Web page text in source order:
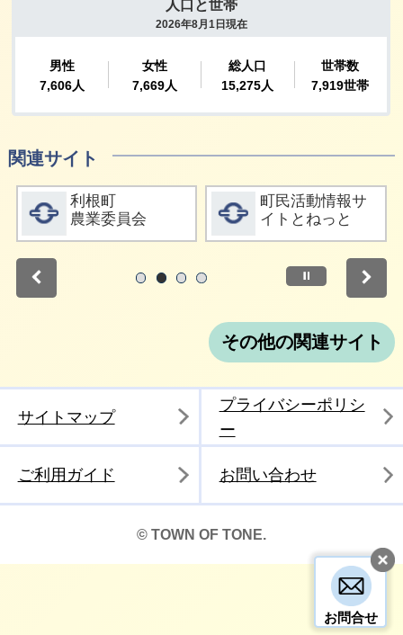
お問合せ
関連サイト
詳細をみる
利根町
農業委員会
詳細をみる
町民活動情報サ
イトとねっと
停止
その他の関連サイト
サイトマップ
プライバシーポリシ
ー
ご利用ガイド お問い合わせ
© TOWN OF TONE.